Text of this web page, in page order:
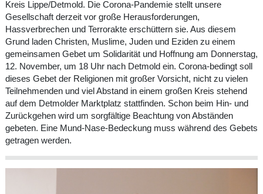
Kreis Lippe/Detmold. Die Corona-Pandemie stellt unsere
Gesellschaft derzeit vor große Herausforderungen,
Hassverbrechen und Terrorakte erschüttern sie. Aus diesem
Grund laden Christen, Muslime, Juden und Eziden zu einem
gemeinsamen Gebet um Solidarität und Hoffnung am Donnerstag,
12. November, um 18 Uhr nach Detmold ein. Corona-bedingt soll
dieses Gebet der Religionen mit großer Vorsicht, nicht zu vielen
Teilnehmenden und viel Abstand in einem großen Kreis stehend
auf dem Detmolder Marktplatz stattfinden. Schon beim Hin- und
Zurückgehen wird um sorgfältige Beachtung von Abständen
gebeten. Eine Mund-Nase-Bedeckung muss während des Gebets
getragen werden.